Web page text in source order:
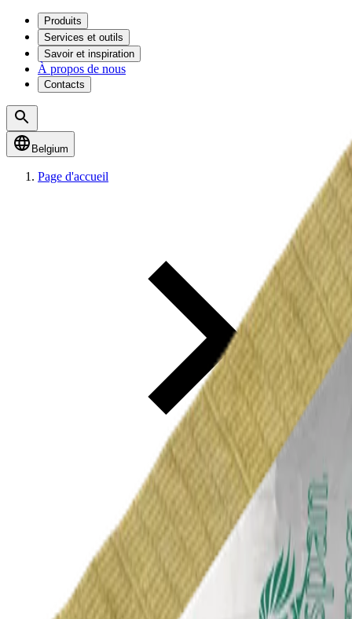
Produits
Services et outils
Savoir et inspiration
À propos de nous
Contacts
Belgium
Page d'accueil